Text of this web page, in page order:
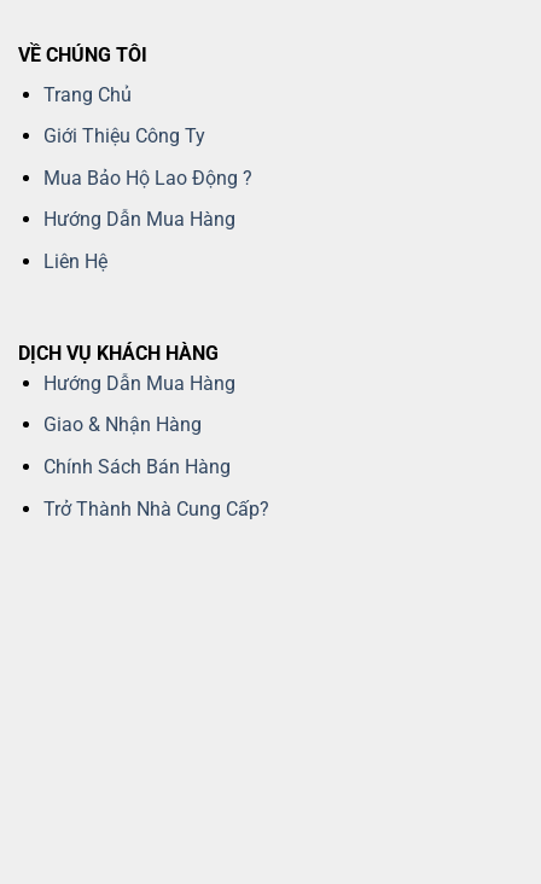
VỀ CHÚNG TÔI
Trang Chủ
Giới Thiệu Công Ty
Mua Bảo Hộ Lao Động ?
Hướng Dẫn Mua Hàng
Liên Hệ
DỊCH VỤ KHÁCH HÀNG
Hướng Dẫn Mua Hàng
Giao & Nhận Hàng
Chính Sách Bán Hàng
Trở Thành Nhà Cung Cấp?